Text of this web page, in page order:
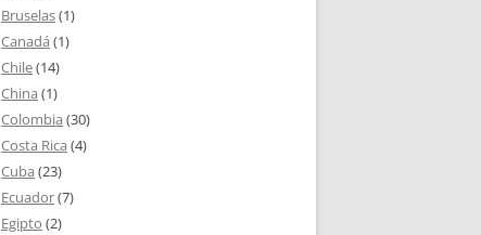
Bruselas(1)
Canadá (1)
Chile(14)
China (1)
Colombia (30)
Costa Rica (4)
Cuba (23)
Ecuador(7)
Egipto (2)